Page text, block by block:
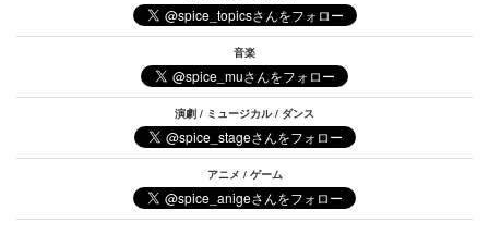
音楽
演劇 / ミュージカル / ダンス
アニメ / ゲーム